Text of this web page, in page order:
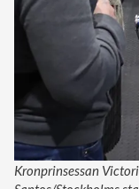
Kronprinsessan